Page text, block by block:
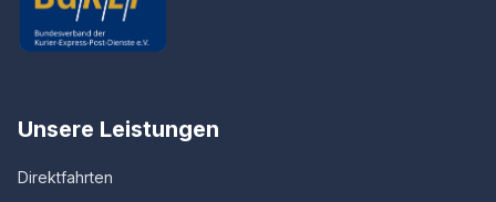
Unsere Leistungen
Direktfahrten